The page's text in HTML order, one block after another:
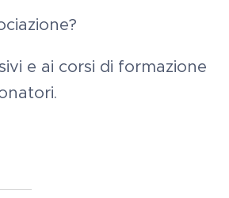
e ai corsi di formazione